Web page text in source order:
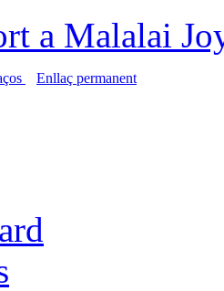
a Malalai
Enllaç permanent